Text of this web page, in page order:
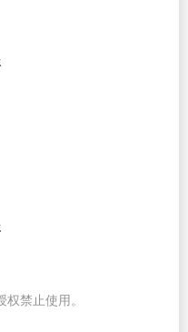
禁止使用。